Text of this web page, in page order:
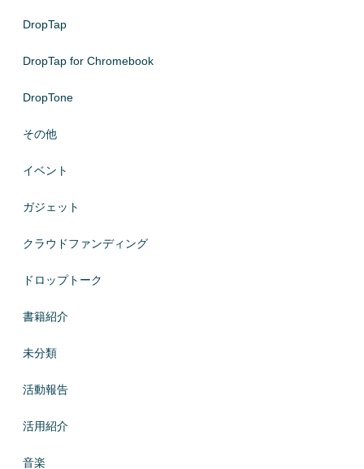
DropTap
DropTap for Chromebook
DropTone
その他
イベント
ガジェット
クラウドファンディング
ドロップトーク
書籍紹介
未分類
活動報告
活用紹介
音楽